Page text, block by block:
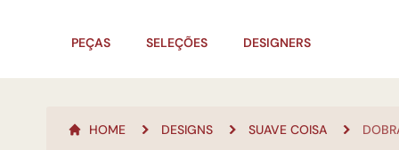
PEÇAS SELEÇÕES DESIGNERS
HOME DESIGNS SUAVE COISA